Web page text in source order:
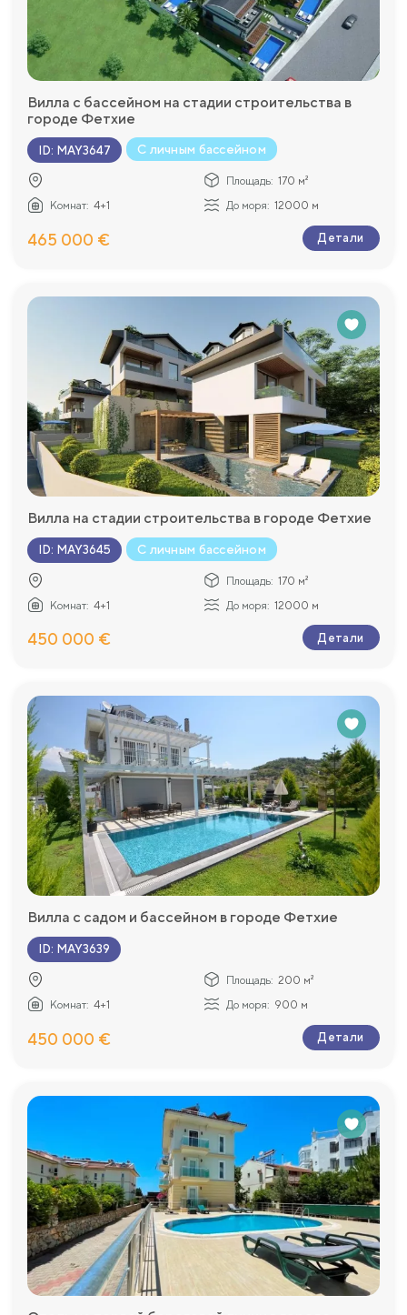
Вилла с бассейном на стадии строительства в
городе Фетхие
ID: MAY3647 С личным бассейном
Площадь: 170 м²
Комнат: 4+1 До моря: 12000 м
465 000 € Детали
Вилла на стадии строительства в городе Фетхие
ID: MAY3645 С личным бассейном
Площадь: 170 м²
Комнат: 4+1 До моря: 12000 м
450 000 € Детали
Вилла с садом и бассейном в городе Фетхие
ID: MAY3639
Площадь: 200 м²
Комнат: 4+1 До моря: 900 м
450 000 € Детали